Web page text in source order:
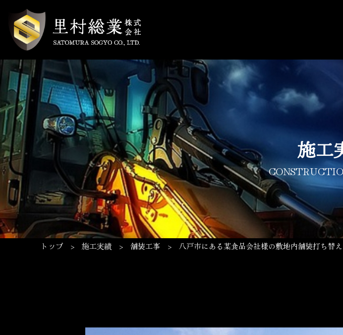
施工
トップ > 施工実績 > 舗装工事 > 八戸市にある某食品会社様の敷地内舗装打ち替